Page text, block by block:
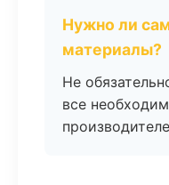
Нужно ли
материалы?
Не
все